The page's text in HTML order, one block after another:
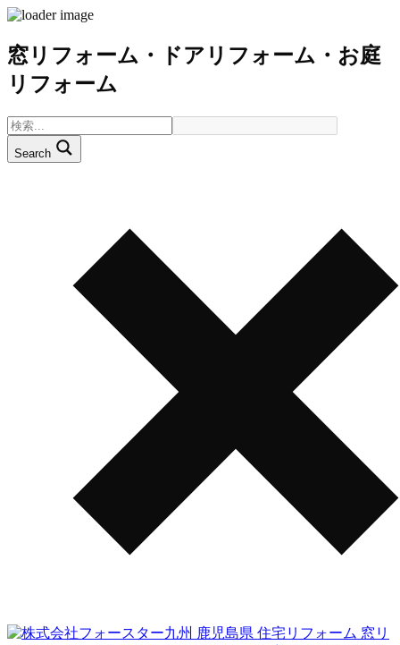
窓リフォーム・ドアリフォーム・お庭
リフォーム
Search